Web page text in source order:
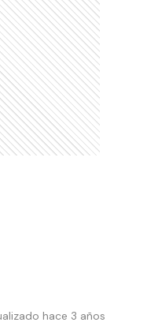
hace 3 años